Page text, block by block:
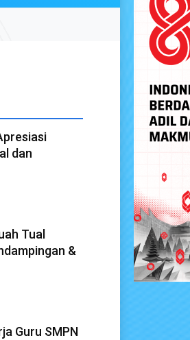
dan
Tual
&
Guru SMPN